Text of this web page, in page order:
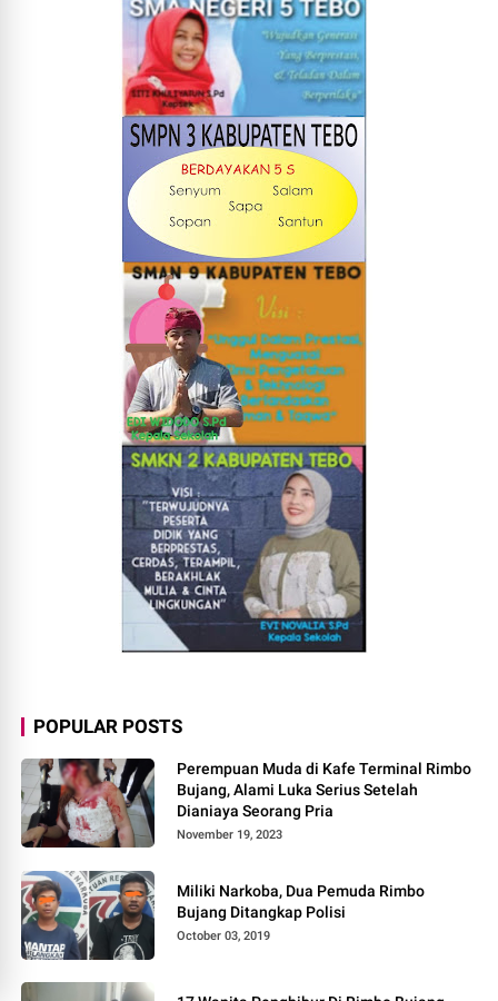
POPULAR POSTS
Perempuan Muda di Kafe Terminal Rimbo
Bujang, Alami Luka Serius Setelah
Dianiaya Seorang Pria
November 19, 2023
Miliki Narkoba, Dua Pemuda Rimbo
Bujang Ditangkap Polisi
October 03, 2019